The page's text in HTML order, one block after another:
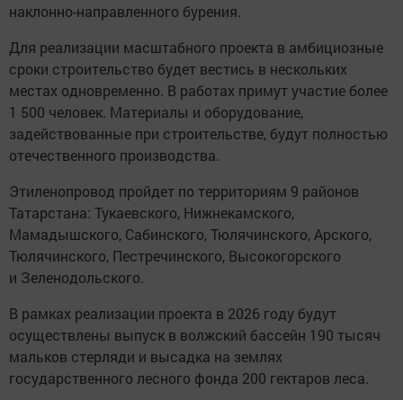
наклонно-направленного бурения.
Для реализации масштабного проекта в амбициозные
сроки строительство будет вестись в нескольких
местах одновременно. В работах примут участие более
1 500 человек. Материалы и оборудование,
задействованные при строительстве, будут полностью
отечественного производства.
Этиленопровод пройдет по территориям 9 районов
Татарстана: Тукаевского, Нижнекамского,
Мамадышского, Сабинского, Тюлячинского, Арского,
Тюлячинского, Пестречинского, Высокогорского
и Зеленодольского.
В рамках реализации проекта в 2026 году будут
осуществлены выпуск в волжский бассейн 190 тысяч
мальков стерляди и высадка на землях
государственного лесного фонда 200 гектаров леса.